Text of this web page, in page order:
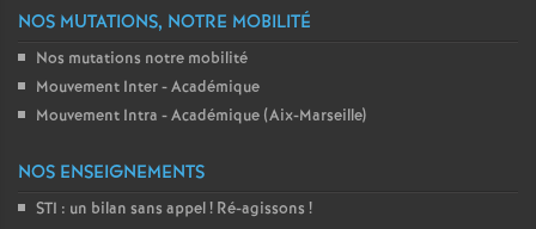
NOS MUTATIONS, NOTRE MOBILITÉ
Nos mutations notre mobilité
Mouvement Inter - Académique
Mouvement Intra - Académique (Aix-Marseille)
NOS ENSEIGNEMENTS
STI : un bilan sans appel! Ré-agissons !